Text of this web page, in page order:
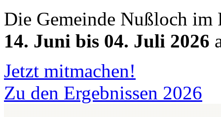
Die Gemeinde Nußloch
14. Juni bis 04. Juli 2026
Jetzt mitmachen!
Zu den Ergebnissen 2026